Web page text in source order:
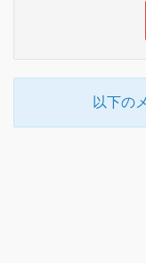
以下の